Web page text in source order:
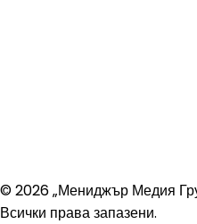
© 2026 „Мениджър Медия
Всички права запазени.